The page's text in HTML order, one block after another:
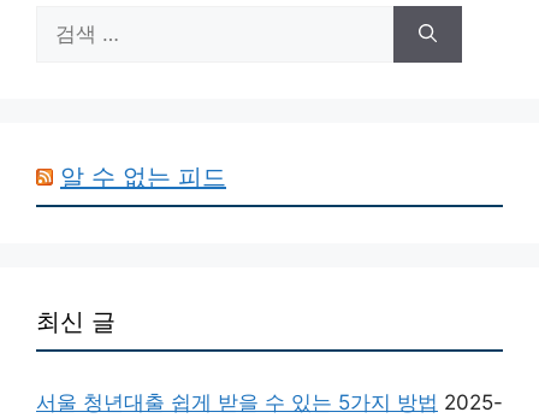
색:
알 수 없는 피드
최신 글
서울 청년대출 쉽게 받을 수 있는 5가지 방법 2025-